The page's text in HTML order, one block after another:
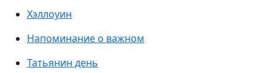
Хэллоуин
Напоминание о важном
Татьянин день